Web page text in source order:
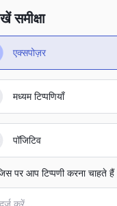
समीक्षा
एक्सपोज़र
मध्यम टिप्पणियाँ
पॉजिटिव
पर आप टिप्पणी करना चाहते हैं
करें...